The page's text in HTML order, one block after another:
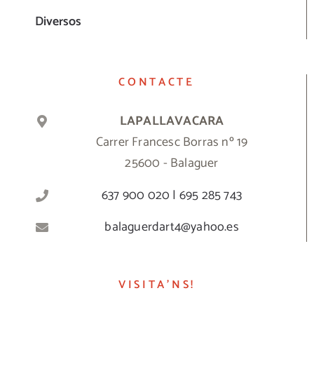
Diversos
CONTACTE
LAPALLAVACARA
Carrer Francesc Borras nº 19
25600 - Balaguer
637 900 020 | 695 285 743
balaguerdart4@yahoo.es
VISITA’NS!